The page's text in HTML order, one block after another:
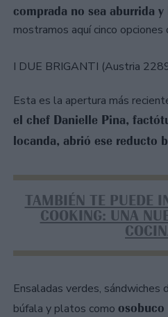
comprada no sea aburrida
mostramos aquí cinco
I DUE BRIGANTI (Austria
Esta es la apertura más
el chef Danielle Pina,
locanda, abrió ese reducto
TAMBIÉN TE PUEDE
COOKING: UNA
Ensaladas verdes, sándwiches
búfala y platos como osobuco